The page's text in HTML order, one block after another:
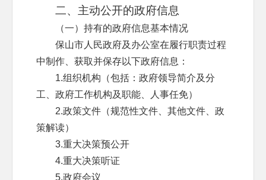
二、主动公开的政府信息
（一）持有的政府信息基本情况
保山市人民政府及办公室在履行职责过程
中制作、获取并保存以下政府信息：
1.组织机构（包括：政府领导简介及分
工、政府工作机构及职能、人事任免）
2.政策文件（规范性文件、其他文件、政
策解读）
3.重大决策预公开
4.重大决策听证
5.政府会议